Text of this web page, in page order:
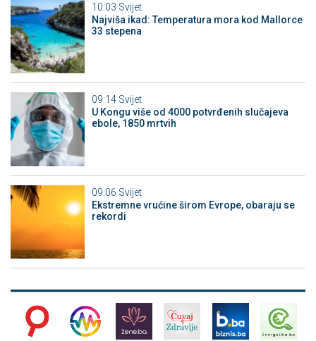
10:03 Svijet
Najviša ikad: Temperatura mora kod Mallorce
33 stepena
09:14 Svijet
U Kongu više od 4000 potvrđenih slučajeva
ebole, 1850 mrtvih
09:06 Svijet
Ekstremne vrućine širom Evrope, obaraju se
rekordi